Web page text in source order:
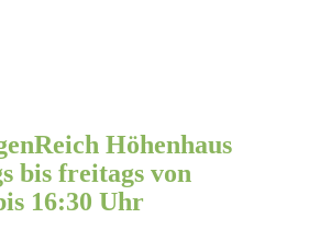
Höhenhaus
bis freitags von
16:30 Uhr